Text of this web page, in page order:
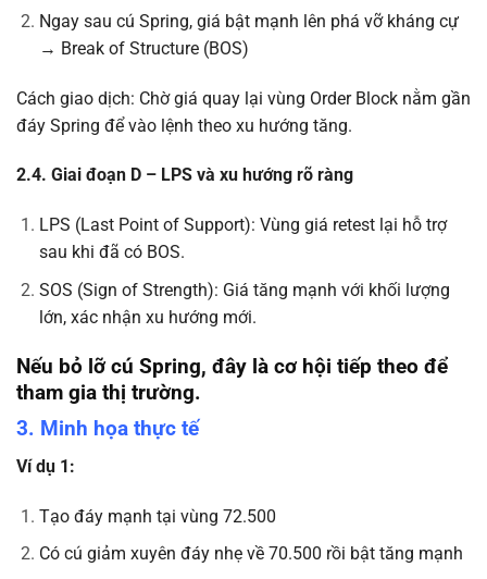
Ngay sau cú Spring, giá bật mạnh lên phá vỡ kháng cự
→ Break of Structure (BOS)
Cách giao dịch: Chờ giá quay lại vùng Order Block nằm gần
đáy Spring để vào lệnh theo xu hướng tăng.
2.4. Giai đoạn D – LPS và xu hướng rõ ràng
LPS (Last Point of Support): Vùng giá retest lại hỗ trợ
sau khi đã có BOS.
SOS (Sign of Strength): Giá tăng mạnh với khối lượng
lớn, xác nhận xu hướng mới.
Nếu bỏ lỡ cú Spring, đây là cơ hội tiếp theo để
tham gia thị trường.
3. Minh họa thực tế
Ví dụ 1:
Tạo đáy mạnh tại vùng 72.500
Có cú giảm xuyên đáy nhẹ về 70.500 rồi bật tăng mạnh